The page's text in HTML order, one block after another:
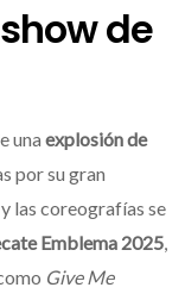
de
una explosión de
por su gran
las coreografías se
Emblema 2025,
Give Me